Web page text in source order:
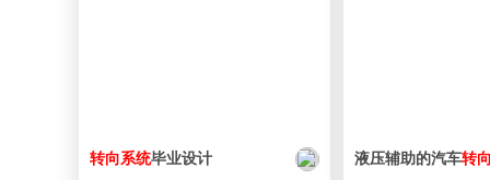
转向系统毕业设计 液压辅助的汽车转